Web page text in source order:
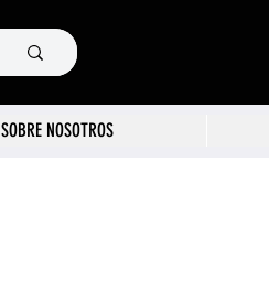
SOBRE NOSOTROS